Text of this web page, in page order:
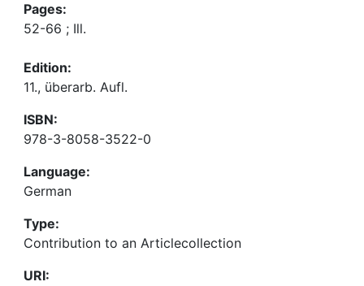
Pages:
52-66 ; Ill.
Edition:
11., überarb. Aufl.
ISBN:
978-3-8058-3522-0
Language:
German
Type:
Contribution to an Articlecollection
URI: